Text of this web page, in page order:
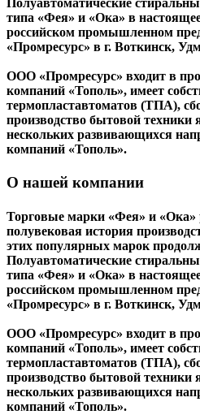
Полуавтоматические
типа «Фея» и «Ока» в
российском промышленном
«Промресурс» в г. Воткинск,
ООО «Промресурс» входит в
компаний «Тополь», имеет
термопластавтоматов (ТПА),
производство бытовой техники
нескольких развивающихся
компаний «Тополь».
О нашей компании
Торговые марки «Фея» и «Ока»
полувековая история
этих популярных марок
Полуавтоматические
типа «Фея» и «Ока» в
российском промышленном
«Промресурс» в г. Воткинск,
ООО «Промресурс» входит в
компаний «Тополь», имеет
термопластавтоматов (ТПА),
производство бытовой техники
нескольких развивающихся
компаний «Тополь».